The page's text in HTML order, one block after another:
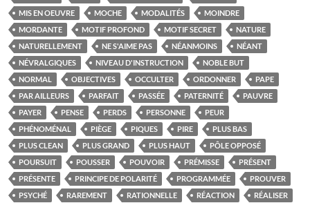
MIS EN OEUVRE
MOCHE MODALITÉS
MOINDRE
MORDANTE
MOTIF PROFOND MOTIF SECRET
NATURE
NATURELLEMENT
NE S'AIME PAS NÉANMOINS
NÉANT
NÉVRALGIQUES
NIVEAU D'INSTRUCTION
NOBLE BUT
NORMAL
OBJECTIVES OCCULTER ORDONNER
PAPE
PAR AILLEURS
PARFAIT PASSÉE PATERNITÉ
PAUVRE
PAYER
PENSE PERDS PERSONNE
PEUR
PHÉNOMÉNAL
PIÈGE PIQUES PIRE
PLUS BAS
PLUS CLEAN
PLUS GRAND PLUS HAUT
PÔLE OPPOSÉ
POURSUIT
POUSSER POUVOIR PRÉMISSE
PRÉSENT
PRÉSENTE
PRINCIPE DE POLARITÉ PROGRAMMÉE
PROUVER
PSYCHÉ
RAREMENT RATIONNELLE RÉACTION
RÉALISER